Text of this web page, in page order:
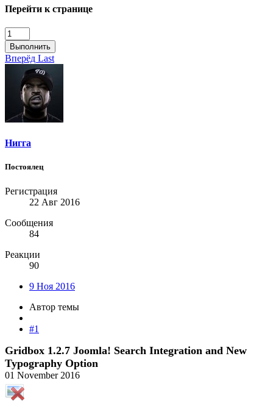
Перейти к странице
Выполнить
Вперёд Last
Нигга
Постоялец
Регистрация
22 Авг 2016
Сообщения
84
Реакции
90
9 Ноя 2016
Автор темы
#1
Gridbox 1.2.7 Joomla! Search Integration and New
Typography Option
01 November 2016